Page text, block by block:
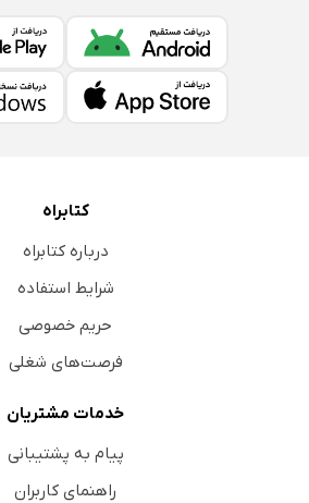
کتابراه
درباره کتابراه
شرایط استفاده
حریم خصوصی
فرصت‌های شغلی
خدمات مشتریان
پیام به پشتیبانی
راهنمای کاربران